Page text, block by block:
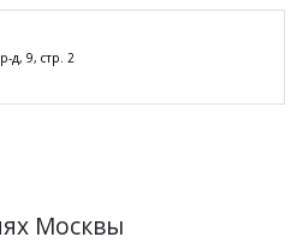
д, 9, стр. 2
Москвы